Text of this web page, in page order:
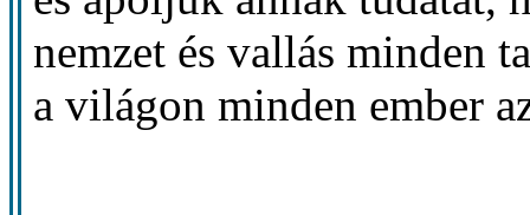
nemzet és vallás minden
a világon minden ember